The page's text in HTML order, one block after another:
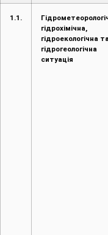
1.1.
гідрохімічна,
гідроекологічна
гідрогеологічна
ситуація